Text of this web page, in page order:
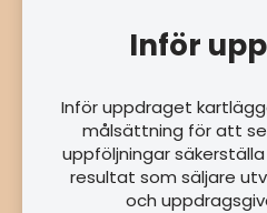
Inför
Inför uppdraget
målsättning för att
uppföljningar
resultat som säljare
och